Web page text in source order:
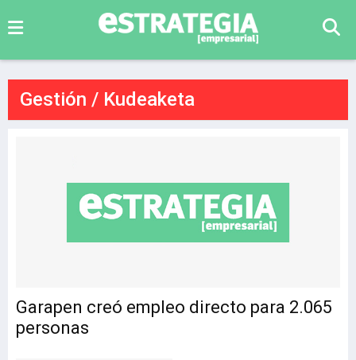
Gestión / Kudeaketa
Garapen creó empleo directo para 2.065
personas